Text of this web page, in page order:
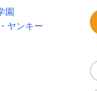
園
ヤンキー